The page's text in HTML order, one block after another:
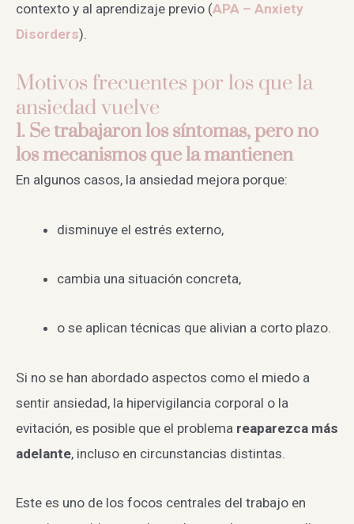
contexto y al aprendizaje previo (APA – Anxiety
Disorders).
Motivos frecuentes por los que la
ansiedad vuelve
1. Se trabajaron los síntomas, pero no
los mecanismos que la mantienen
En algunos casos, la ansiedad mejora porque:
disminuye el estrés externo,
cambia una situación concreta,
o se aplican técnicas que alivian a corto plazo.
Si no se han abordado aspectos como el miedo a
sentir ansiedad, la hipervigilancia corporal o la
evitación, es posible que el problema reaparezca más
adelante, incluso en circunstancias distintas.
Este es uno de los focos centrales del trabajo en